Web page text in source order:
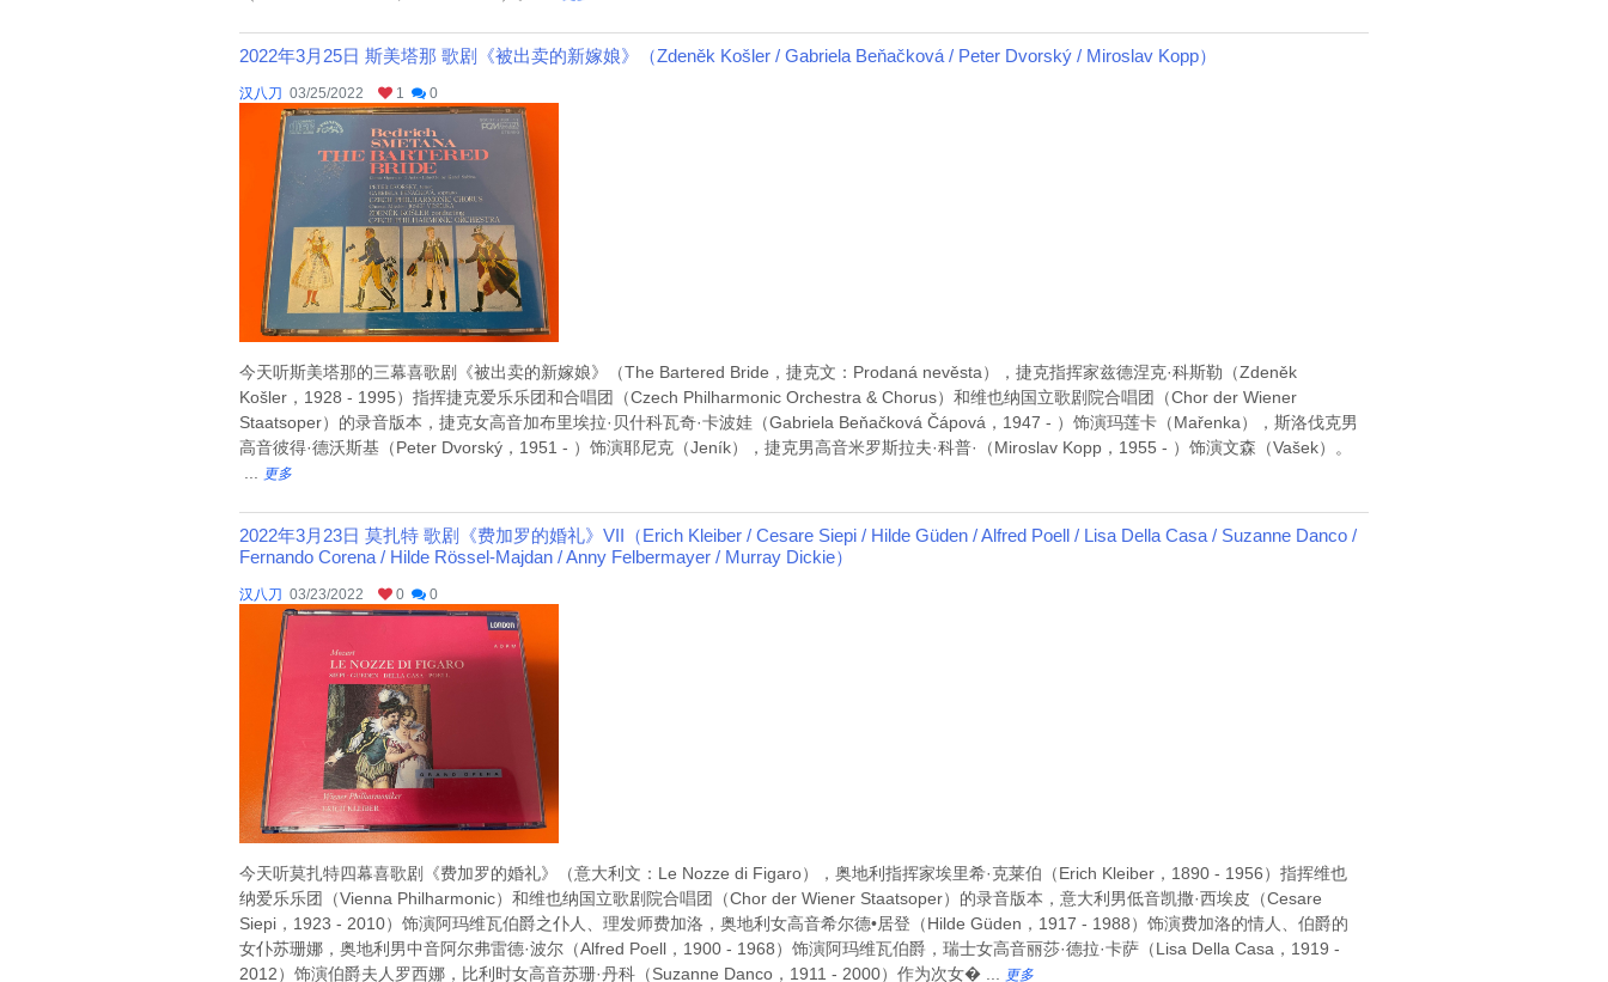
2022年3月25日 斯美塔那 歌剧《被出卖的新嫁娘》（Zdeněk Košler / Gabriela Beňačková / Peter Dvorský / Miroslav Kopp）
汉八刀 03/25/2022 1 0
今天听斯美塔那的三幕喜歌剧《被出卖的新嫁娘》（The Bartered Bride，捷克文：Prodaná nevěsta），捷克指挥家兹德涅克·科斯勒（Zdeněk
Košler，1928 - 1995）指挥捷克爱乐乐团和合唱团（Czech Philharmonic Orchestra & Chorus）和维也纳国立歌剧院合唱团（Chor der Wiener
Staatsoper）的录音版本，捷克女高音加布里埃拉·贝什科瓦奇·卡波娃（Gabriela Beňačková Čápová，1947 - ）饰演玛莲卡（Mařenka），斯洛伐克男
高音彼得·德沃斯基（Peter Dvorský，1951 - ）饰演耶尼克（Jeník），捷克男高音米罗斯拉夫·科普·（Miroslav Kopp，1955 - ）饰演文森（Vašek）。
更多
2022年3月23日 莫扎特 歌剧《费加罗的婚礼》VII（Erich Kleiber / Cesare Siepi / Hilde Güden / Alfred Poell / Lisa Della Casa / Suzanne Danco /
Fernando Corena / Hilde Rössel-Majdan / Anny Felbermayer / Murray Dickie）
汉八刀 03/23/2022 0 0
今天听莫扎特四幕喜歌剧《费加罗的婚礼》（意大利文：Le Nozze di Figaro），奥地利指挥家埃里希·克莱伯（Erich Kleiber，1890 - 1956）指挥维也
纳爱乐乐团（Vienna Philharmonic）和维也纳国立歌剧院合唱团（Chor der Wiener Staatsoper）的录音版本，意大利男低音凯撒·西埃皮（Cesare
Siepi，1923 - 2010）饰演阿玛维瓦伯爵之仆人、理发师费加洛，奥地利女高音希尔德•居登（Hilde Güden，1917 - 1988）饰演费加洛的情人、伯爵的
女仆苏珊娜，奥地利男中音阿尔弗雷德·波尔（Alfred Poell，1900 - 1968）饰演阿玛维瓦伯爵，瑞士女高音丽莎·德拉·卡萨（Lisa Della Casa，1919 -
2012）饰演伯爵夫人罗西娜，比利时女高音苏珊·丹科（Suzanne Danco，1911 - 2000）作为次女� ...
更多